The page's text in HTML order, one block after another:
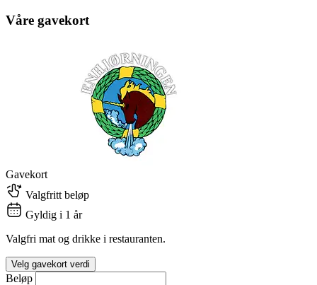
Våre gavekort
Gavekort
Valgfritt beløp
Gyldig i 1 år
Valgfri mat og drikke i restauranten.
Velg gavekort verdi
Beløp